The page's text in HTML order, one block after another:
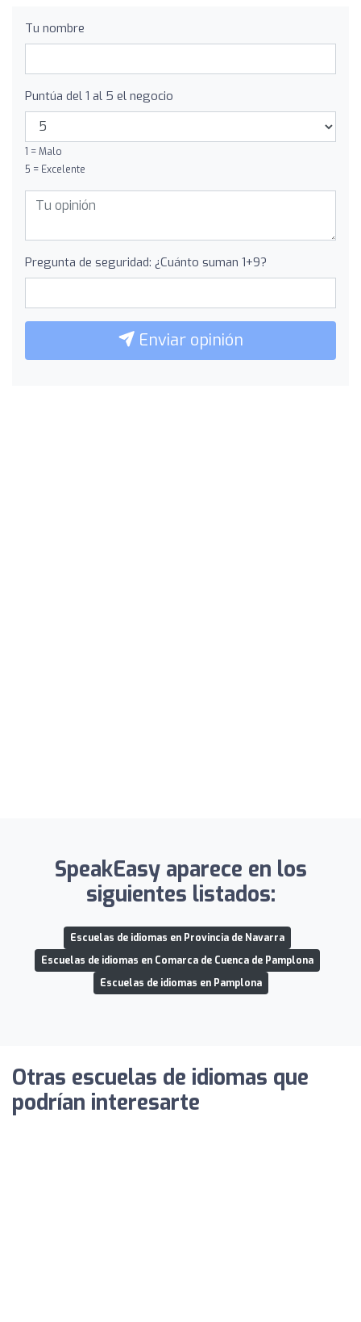
Tu nombre
Puntúa del 1 al 5 el negocio
1 = Malo
5 = Excelente
Pregunta de seguridad: ¿Cuánto suman 1+9?
Enviar opinión
SpeakEasy aparece en los
siguientes listados:
Escuelas de idiomas en Provincia de Navarra
Escuelas de idiomas en Comarca de Cuenca de Pamplona
Escuelas de idiomas en Pamplona
Otras escuelas de idiomas que
podrían interesarte